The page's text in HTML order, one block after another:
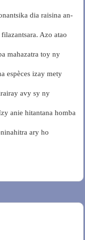
dia raisina an-
Azo atao
mahazatra toy ny
espèces izay mety
avy sy ny
anie hitantana homba
ary ho